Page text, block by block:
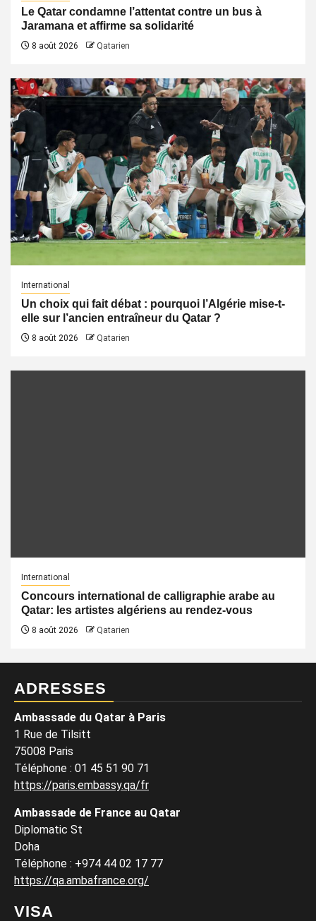
Le Qatar condamne l’attentat contre un bus à
Jaramana et affirme sa solidarité
8 août 2026 Qatarien
International
Un choix qui fait débat : pourquoi l’Algérie mise-t-
elle sur l’ancien entraîneur du Qatar ?
8 août 2026 Qatarien
International
Concours international de calligraphie arabe au
Qatar: les artistes algériens au rendez-vous
8 août 2026 Qatarien
ADRESSES
Ambassade du Qatar à Paris
1 Rue de Tilsitt
75008 Paris
Téléphone : 01 45 51 90 71
https://paris.embassy.qa/fr
Ambassade de France au Qatar
Diplomatic St
Doha
Téléphone : +974 44 02 17 77
https://qa.ambafrance.org/
VISA